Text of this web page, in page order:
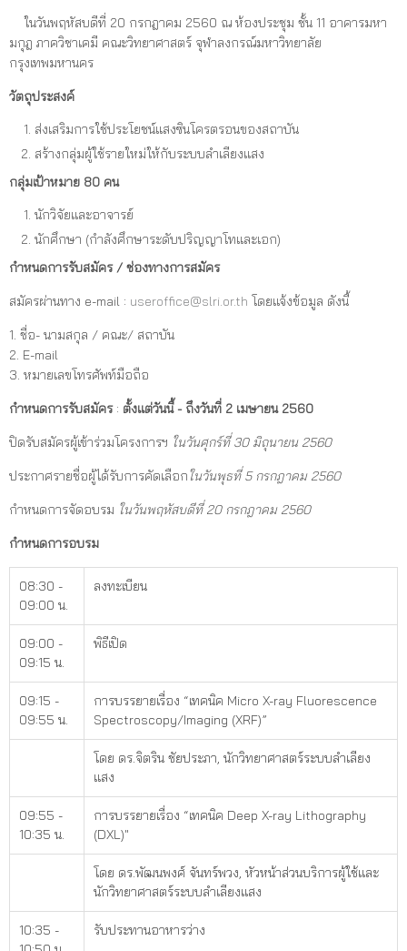
ในวันพฤหัสบดีที่ 20 กรกฎาคม 2560 ณ ห้องประชุม ชั้น 11 อาคารมหา
มกุฎ ภาควิชาเคมี คณะวิทยาศาสตร์ จุฬาลงกรณ์มหาวิทยาลัย
กรุงเทพมหานคร
วัตถุประสงค์
ส่งเสริมการใช้ประโยชน์แสงซินโครตรอนของสถาบัน
สร้างกลุ่มผู้ใช้รายใหม่ให้กับระบบลำเลียงแสง
กลุ่มเป้าหมาย 80 คน
นักวิจัยและอาจารย์
นักศึกษา (กำลังศึกษาระดับปริญญาโทและเอก)
กำหนดการรับสมัคร / ช่องทางการสมัคร
สมัครผ่านทาง e-mail : useroffice@slri.or.th โดยแจ้งข้อมูล ดังนี้
1. ชื่อ- นามสกุล / คณะ/ สถาบัน
2. E-mail
3. หมายเลขโทรศัพท์มือถือ
กำหนดการรับสมัคร: ตั้งแต่วันนี้ - ถึงวันที่ 2 เมษายน 2560
ปิดรับสมัครผู้เข้าร่วมโครงการฯ ในวันศุกร์ที่ 30 มิถุนายน 2560
ประกาศรายชื่อผู้ได้รับการคัดเลือกในวันพุธที่ 5 กรกฎาคม 2560
กำหนดการจัดอบรม ในวันพฤหัสบดีที่ 20 กรกฎาคม 2560
กำหนดการอบรม
08:30 -
09:00 น.
ลงทะเบียน
09:00 -
09:15 น.
พิธีเปิด
09:15 -
09:55 น.
การบรรยายเรื่อง “เทคนิค Micro X-ray Fluorescence
Spectroscopy/Imaging (XRF)”
โดย ดร.จิตริน ชัยประภา, นักวิทยาศาสตร์ระบบลำเลียง
แสง
09:55 -
10:35 น.
การบรรยายเรื่อง “เทคนิค Deep X-ray Lithography
(DXL)"
โดย ดร.พัฒนพงศ์ จันทร์พวง, หัวหน้าส่วนบริการผู้ใช้และ
นักวิทยาศาสตร์ระบบลำเลียงแสง
10:35 -
รับประทานอาหารว่าง